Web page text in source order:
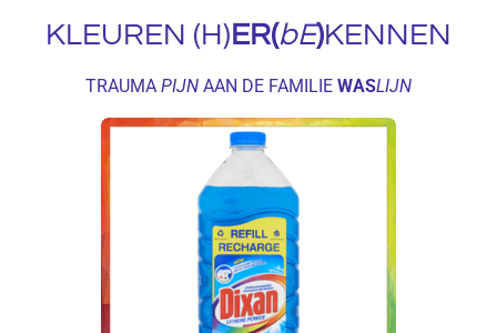
KLEUREN (H) ER(bE)KENNEN
TRAUMA PIJN AAN DE FAMILIE WASLIJN